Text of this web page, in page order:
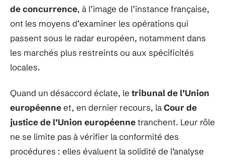
de concurrence, à l’image de l’instance française,
ont les moyens d’examiner les opérations qui
passent sous le radar européen, notamment dans
les marchés plus restreints ou aux spécificités
locales.
Quand un désaccord éclate, le tribunal de l’Union
européenneet, en dernier recours, laCour de
justice de l’Union européennetranchent. Leur rôle
ne se limite pas à vérifier la conformité des
procédures : elles évaluent la solidité de l’analyse